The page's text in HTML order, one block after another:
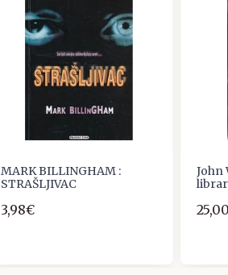
MARK BILLINGHAM :
STRAŠLJIVAC
3,98€
John